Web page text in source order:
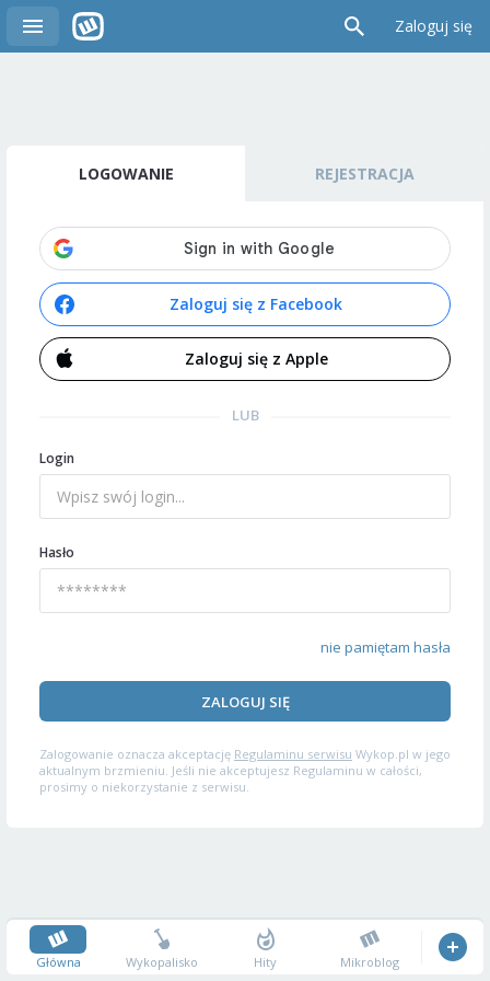
Zaloguj się
LOGOWANIE REJESTRACJA
Zaloguj się z Facebook
Zaloguj się z Apple
LUB
Login
Hasło
nie pamiętam hasła
ZALOGUJ SIĘ
Zalogowanie oznacza akceptację Regulaminu serwisu Wykop.pl w jego
aktualnym brzmieniu. Jeśli nie akceptujesz Regulaminu w całości,
prosimy o niekorzystanie z serwisu.
Główna Wykopalisko Hity Mikroblog